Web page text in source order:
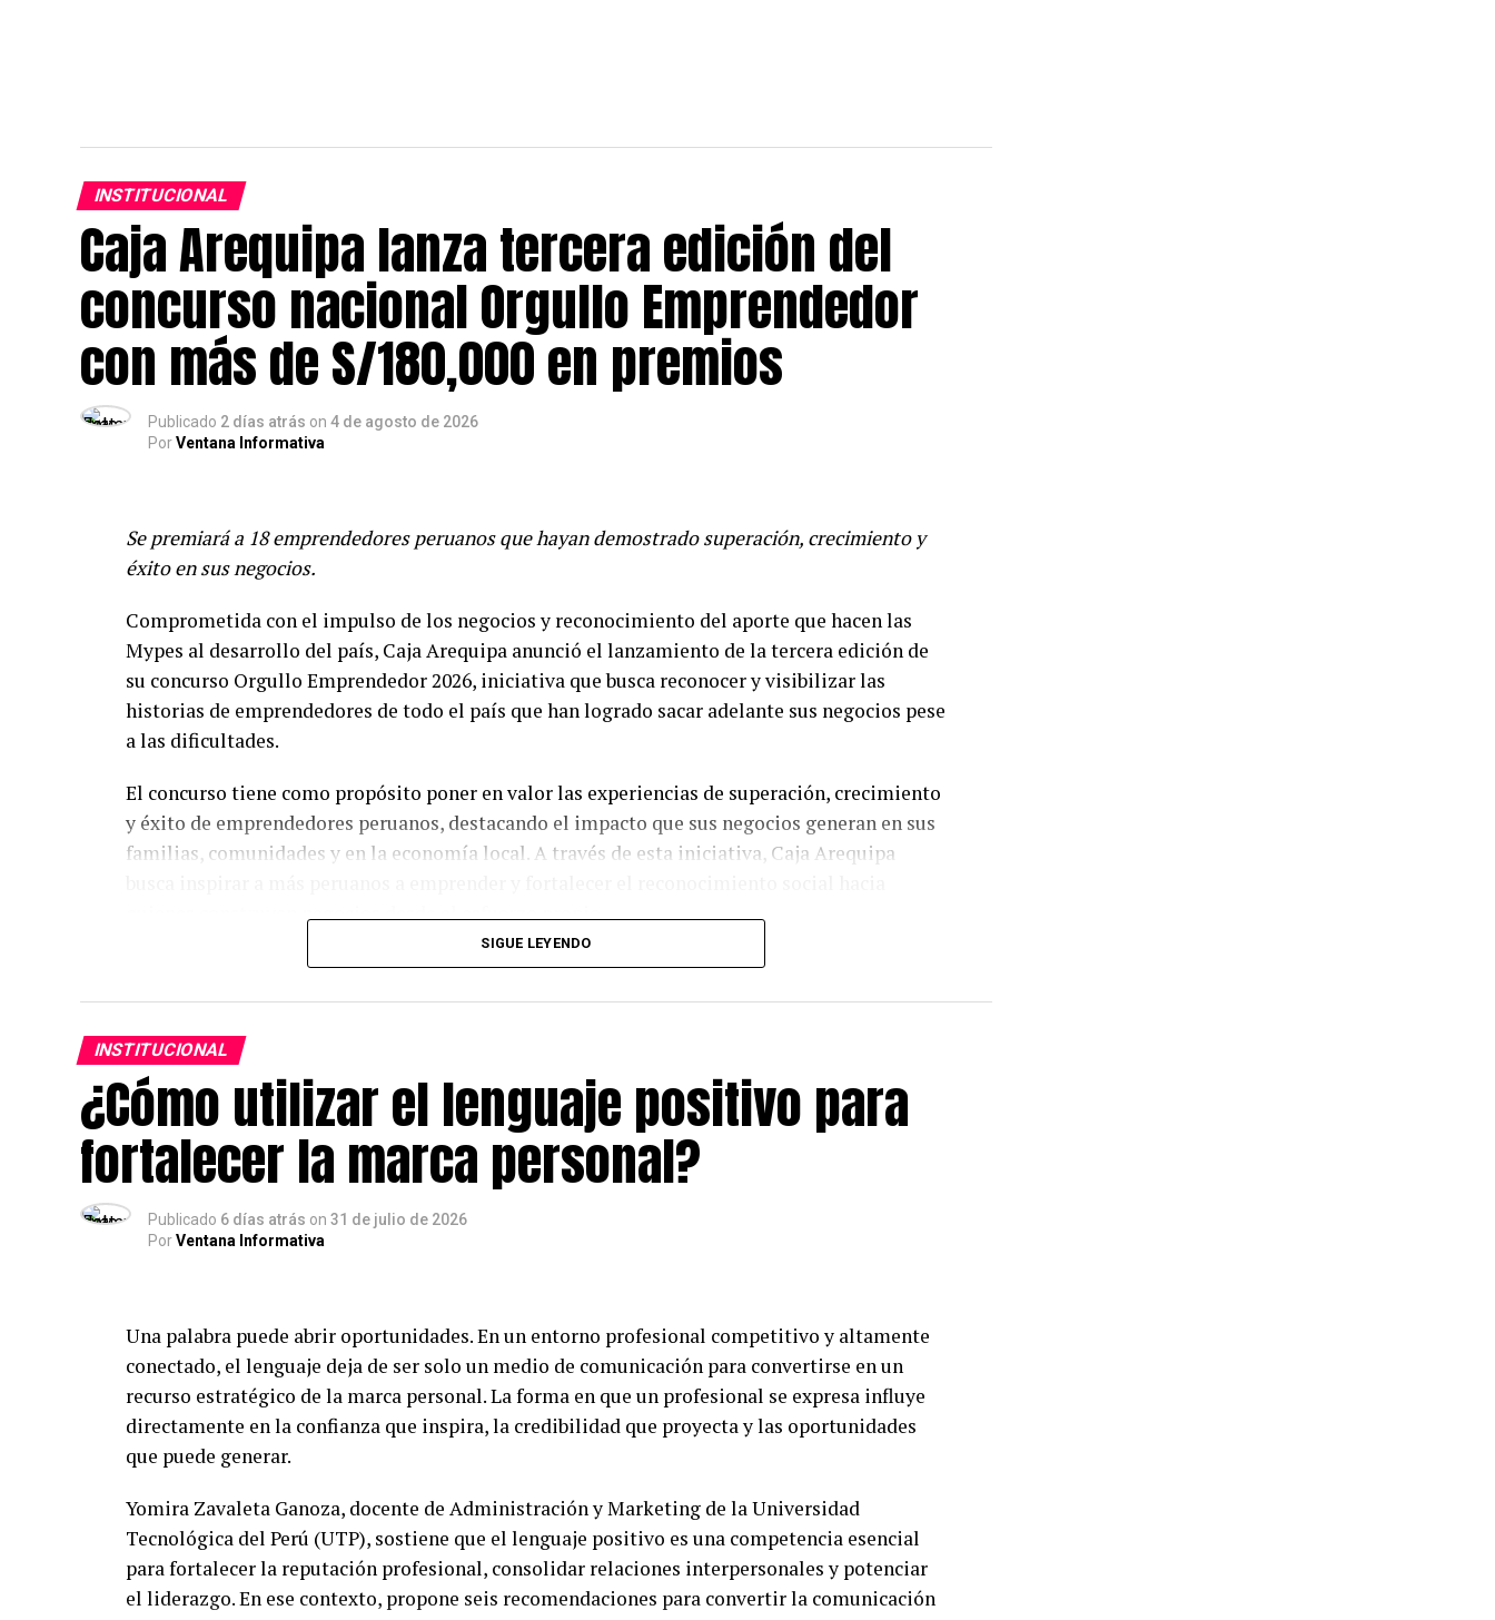
INSTITUCIONAL
Caja Arequipa lanza tercera edición del
concurso nacional Orgullo Emprendedor
con más de S/180,000 en premios
Publicado 2 días atrás on 4 de agosto de 2026
PorVentana Informativa
Se premiará a 18 emprendedores peruanos que hayan demostrado superación, crecimiento y
éxito en sus negocios.
Comprometida con el impulso de los negocios y reconocimiento del aporte que hacen las
Mypes al desarrollo del país, Caja Arequipa anunció el lanzamiento de la tercera edición de
su concurso Orgullo Emprendedor 2026, iniciativa que busca reconocer y visibilizar las
historias de emprendedores de todo el país que han logrado sacar adelante sus negocios pese
a las dificultades.
El concurso tiene como propósito poner en valor las experiencias de superación, crecimiento
y éxito de emprendedores peruanos, destacando el impacto que sus negocios generan en sus
familias, comunidades y en la economía local. A través de esta iniciativa, Caja Arequipa
quienes construyen negocios desde el esfuerzo propio.
La convocatoria contempla seis categorías: Fuerza Mujer, dirigida a emprendedoras que
hayan superado y enfrentado barreras de género; Emprendedor Joven, para jóvenes líderes de
y ambientales responsables; Valor Familiar, para negocios familiares con historias de unión y
trabajo conjunto; Emprendimiento Innovador, que premia soluciones que usan la innovación
como pilar; y Legado que Inspira, dirigida a emprendimientos con más de 10 años que han
logrado un impacto destacado en sus comunidades.
Esta edición premiará a 18 ganadores a nivel nacional, con un fondo total de S/ 180,000. Cada
categoría entregará un premio Oro de S/ 12,000, un Plata de S/ 6,000 y un Bronce de S/ 4,000, y
Adicionalmente, cada uno de estos premios tendrá acceso a seguros de cobertura para sus
negocios, mentorías especializadas por un año con Caja Arequipa y el reconocimiento de sus
historias en el libro “Orgullo Emprendedor 2026”.
Las inscripciones son totalmente gratuitas y estarán abiertas en la web
emprendedores con negocios formales que tengan más de un año de fundados. Con esta
iniciativa, Caja Arequipa reafirma su compromiso de transformar vidas, acompañando el
crecimiento de los emprendedores peruanos a lo largo de todo el país.
SIGUE LEYENDO
INSTITUCIONAL
¿Cómo utilizar el lenguaje positivo para
fortalecer la marca personal?
Publicado 6 días atrás on 31 de julio de 2026
PorVentana Informativa
Una palabra puede abrir oportunidades. En un entorno profesional competitivo y altamente
conectado, el lenguaje deja de ser solo un medio de comunicación para convertirse en un
recurso estratégico de la marca personal. La forma en que un profesional se expresa influye
directamente en la confianza que inspira, la credibilidad que proyecta y las oportunidades
que puede generar.
Yomira Zavaleta Ganoza, docente de Administración y Marketing de la Universidad
Tecnológica del Perú (UTP), sostiene que el lenguaje positivo es una competencia esencial
para fortalecer la reputación profesional, consolidar relaciones interpersonales y potenciar
el liderazgo. En ese contexto, propone seis recomendaciones para convertir la comunicación